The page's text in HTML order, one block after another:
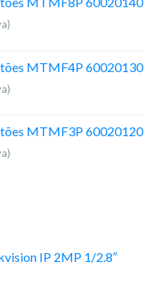
MTMF4P 60020130
MTMF3P 60020120
IP 2MP 1/2.8″